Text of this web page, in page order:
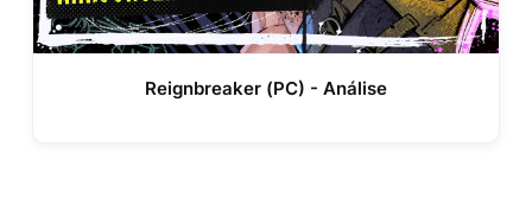
Reignbreaker (PC) - Análise